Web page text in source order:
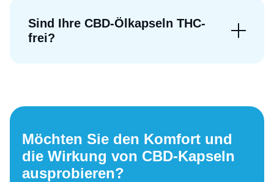
Sind Ihre CBD-Ölkapseln THC-
frei?
Möchten Sie den Komfort und
die Wirkung von CBD-Kapseln
ausprobieren?